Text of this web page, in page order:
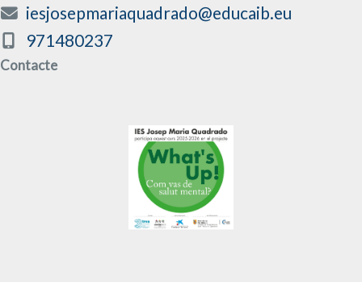
iesjosepmariaquadrado@educaib.eu
971480237
Contacte